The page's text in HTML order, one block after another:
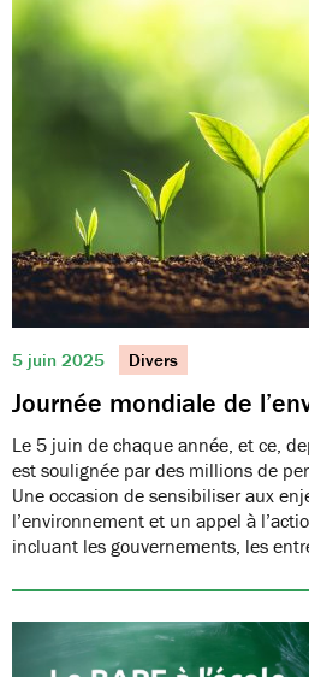
5 juin 2025 Divers
Journée mondiale de
Le 5 juin de chaque année, et ce,
est soulignée par des millions de
Une occasion de sensibiliser aux
l’environnement et un appel à
incluant les gouvernements, les